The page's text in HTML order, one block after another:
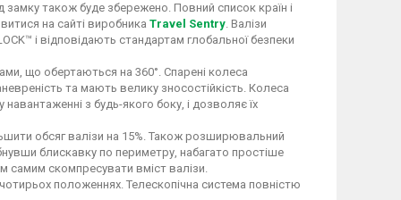
замку також буде збережено. Повний список країн і
на сайті виробника Travel Sentry. Валізи
і відповідають стандартам глобальної безпеки
що обертаються на 360°. Спарені колеса
та мають велику зносостійкість. Колеса
з будь-якого боку, і дозволяє їх
обсяг валізи на 15%. Також розширювальний
блискавку по периметру, набагато простіше
самим скомпресувати вміст валізи.
положеннях. Телескопічна система повністю